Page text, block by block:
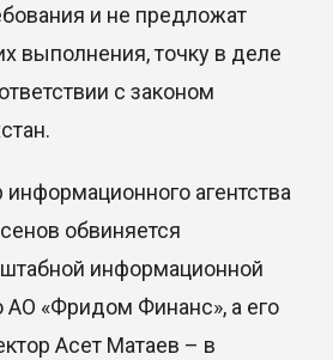
и не предложат
выполнения, точку в деле
с законом
информационного агентства
обвиняется
информационной
«Фридом Финанс», а его
Асет Матаев – в